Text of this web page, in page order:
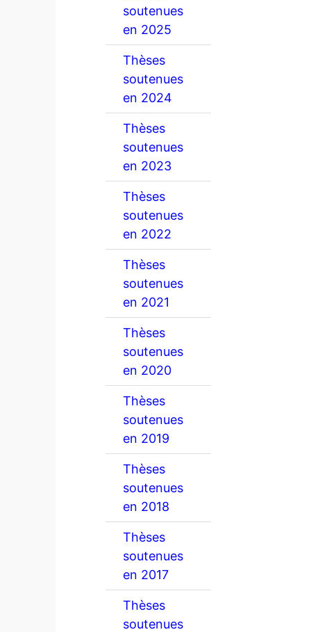
soutenues
en 2025
Thèses
soutenues
en 2024
Thèses
soutenues
en 2023
Thèses
soutenues
en 2022
Thèses
soutenues
en 2021
Thèses
soutenues
en 2020
Thèses
soutenues
en 2019
Thèses
soutenues
en 2018
Thèses
soutenues
en 2017
Thèses
soutenues